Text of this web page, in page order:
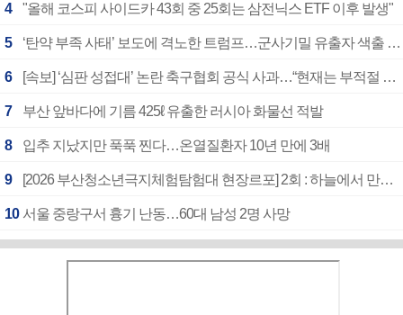
4 "올해 코스피 사이드카 43회 중 25회는 삼전닉스 ETF 이후 발생"
5 ‘탄약 부족 사태’ 보도에 격노한 트럼프…군사기밀 유출자 색출 지시
6 [속보] ‘심판 성접대’ 논란 축구협회 공식 사과…“현재는 부적절 행위 없어”
7 부산 앞바다에 기름 425ℓ 유출한 러시아 화물선 적발
8 입추 지났지만 푹푹 찐다…온열질환자 10년 만에 3배
9 [2026 부산청소년극지체험탐험대 현장르포] 2회 : 하늘에서 만난 얼음의 나라
10 서울 중랑구서 흉기 난동…60대 남성 2명 사망